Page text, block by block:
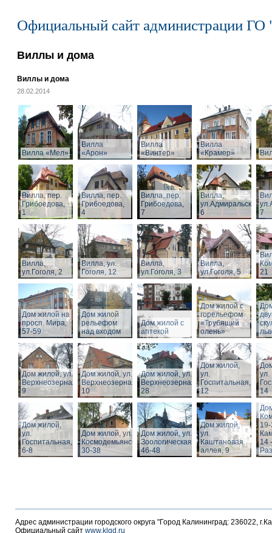
Официальный сайт администрации ГО
Виллы и дома
Виллы и дома
28.02.2014
Вилла «Мел»
Вилла
«Арон»
Вилла
«Винтер»
Вилла
«Крамер»
Вилла, пер.
Грибоедова,
1
Вилла, пер.
Грибоедова,
4
Вилла, пер.
Грибоедова,
7
Вилла,
ул.Адмиральская,
6
7
Вилла,
ул.Гоголя, 2
Вилла, ул.
Гоголя, 12
Вилла,
ул.Гоголя, 3
Вилла,
ул.Гоголя, 5
21
Дом жилой на
просп. Мира,
57-59
Дом жилой
рельефом
над входом
Дом жилой с
аптекой
Дом жилой с
горельефом
«Трубящий
олень»
Дом жилой, ул.
Верхнеозерная,
9
Дом жилой, ул.
Верхнеозерная,
10
Дом жилой, ул.
Верхнеозерная,
28
Дом жилой,
ул.
Госпитальная,
12
ул.
14
Дом жилой,
ул.
Госпитальная,
6-8
Дом жилой, ул. З.
Космодемьянской
30-38
Дом жилой, ул.
Зоологическая,
46-48
Дом жилой,
ул.
Каштановая
аллея, 9
14
Адрес администрации городского округа "Город Калининград: 236022,
Официальный сайт www.klgd.ru